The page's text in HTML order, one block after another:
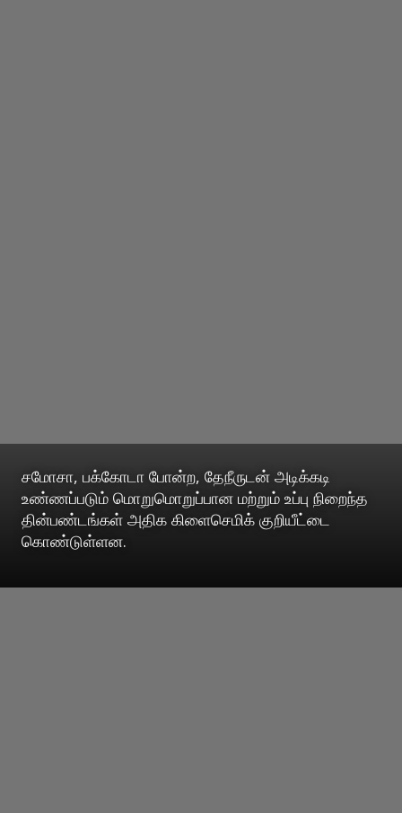
சமோசா, பக்கோடா போன்ற, தேநீருடன் அடிக்கடி
உண்ணப்படும் மொறுமொறுப்பான மற்றும் உப்பு நிறைந்த
தின்பண்டங்கள் அதிக கிளைசெமிக் குறியீட்டை
கொண்டுள்ளன.